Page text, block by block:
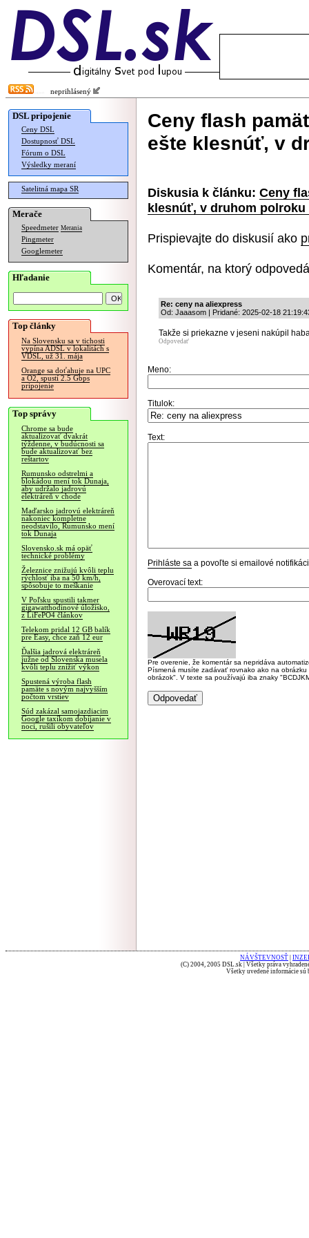
neprihlásený
DSL pripojenie
Ceny DSL
Dostupnosť DSL
Fórum o DSL
Výsledky meraní
Satelitná mapa SR
Merače
Speedmeter Merania
Pingmeter
Googlemeter
Hľadanie
Top články
Na Slovensku sa v tichosti
vypína ADSL v lokalitách s
VDSL, už 31. mája
Orange sa doťahuje na UPC
a O2, spustí 2.5 Gbps
pripojenie
Top správy
Chrome sa bude
aktualizovať dvakrát
týždenne, v budúcnosti sa
bude aktualizovať bez
reštartov
Rumunsko odstrelmi a
blokádou mení tok Dunaja,
aby udržalo jadrovú
elektráreň v chode
Maďarsko jadrovú elektráreň
nakoniec kompletne
neodstavilo, Rumunsko mení
tok Dunaja
Slovensko.sk má opäť
technické problémy
Železnice znižujú kvôli teplu
rýchlosť iba na 50 km/h,
spôsobuje to meškanie
V Poľsku spustili takmer
gigawatthodinové úložisko,
z LiFePO4 článkov
Telekom pridal 12 GB balík
pre Easy, chce zaň 12 eur
Ďalšia jadrová elektráreň
južne od Slovenska musela
kvôli teplu znížiť výkon
Spustená výroba flash
pamäte s novým najvyšším
počtom vrstiev
Súd zakázal samojazdiacim
Google taxíkom dobíjanie v
noci, rušili obyvateľov
Ceny flash
ešte klesnúť, v
Diskusia k článku: Ceny
klesnúť, v druhom
Prispievajte do diskusií ako
Komentár, na ktorý
Re: ceny na aliexpress
Od: Jaaasom | Pridané: 2025-02-18
Takže si priekazne v jeseni nakúpil
Odpovedať
Meno:
Titulok:
Text:
Prihláste sa a povoľte si emailové
Overovací text:
Pre overenie, že komentár sa nepridáva
Písmená musíte zadávať rovnako ako na
obrázok". V texte sa používajú iba znaky
NÁVŠTEVNOSŤ
(C) 2004, 2005 DSL.sk | Všetky práva
Všetky uvedené informácie sú